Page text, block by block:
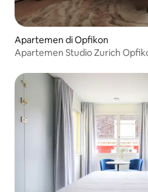
Apartemen di Opfikon
Apartemen Studio Zurich